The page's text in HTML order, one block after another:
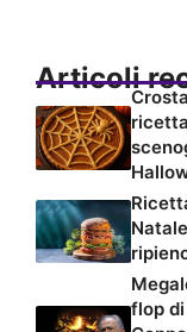
Articoli
flop